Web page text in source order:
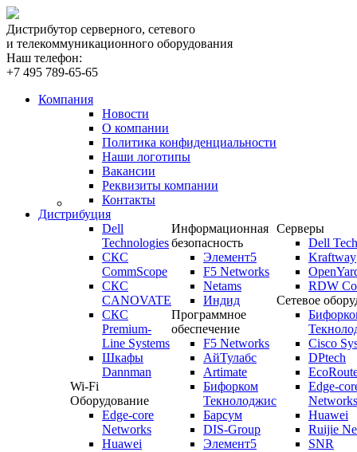
Дистрибутор серверного, сетевого
и телекоммуникационного оборудования
Наш телефон:
+7 495 789-65-65
Компания
Новости
О компании
Политика конфиденциальности
Наши логотипы
Вакансии
Реквизиты компании
Контакты
Дистрибуция
Dell
Technologies
СКС
CommScope
СКС
CANOVATE
СКС
Premium-
Line Systems
Шкафы
Dannman
Wi-Fi
Оборудование
Edge-core
Networks
Huawei
Информационная
безопасность
Элемент5
F5 Networks
Netams
Индид
Программное
обеспечение
F5 Networks
АйТулабс
Artimate
Бифорком
Текнолоджис
Барсум
DIS-Group
Элемент5
Серверы
Dell
Kraftway
RDW
Сетевое
Cisco
DPtech
Edge-
Networks
Huawei
Ruijie
SNR